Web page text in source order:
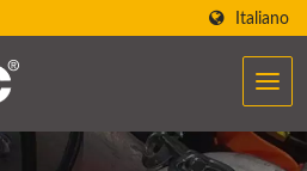
Italiano